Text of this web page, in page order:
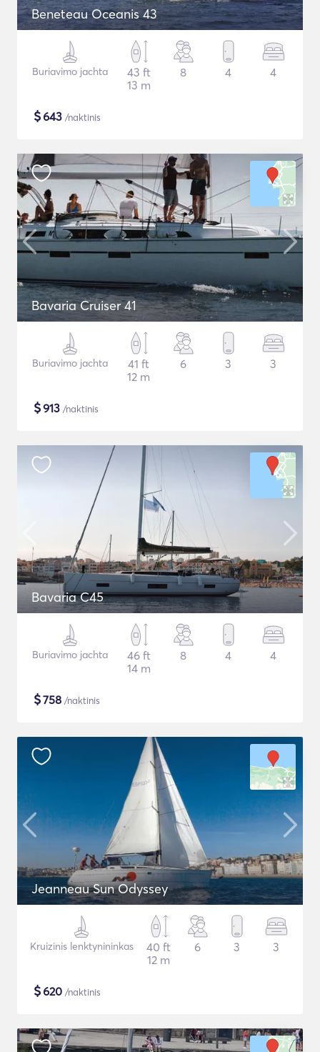
Beneteau Oceanis 43
Buriavimo jachta
43 ft
13 m
8 4 4
$643 /naktinis
Bavaria Cruiser 41
Buriavimo jachta
41 ft
12 m
6 3 3
$913 /naktinis
Bavaria C45
Buriavimo jachta
46 ft
14 m
8 4 4
$758 /naktinis
Jeanneau Sun Odyssey
Kruizinis lenktynininkas
40 ft
12 m
6 3 3
$620 /naktinis